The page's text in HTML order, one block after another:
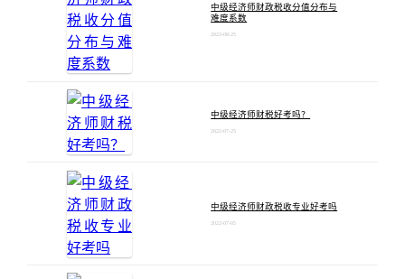
中级经济师财政税收分值分布与
难度系数
2023-08-25
中级经济师财税好考吗？
2022-07-25
中级经济师财政税收专业好考吗
2022-07-05